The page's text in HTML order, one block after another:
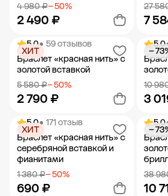
4 980 ₽− 50%
2 490 ₽
Добавить в корзину
27
7
5.0• 59 отзывов
Браслет «красная нить» с
золотой вставкой
5 580 ₽− 50%
2 790 ₽
ХИТ
Добавить в корзину
5.0
10
3
−
5.0• 171 отзыв
Браслет «красная нить» с
серебряной вставкой и
фианитами
1 380 ₽− 50%
690 ₽
ХИТ
5.0
38
10
−